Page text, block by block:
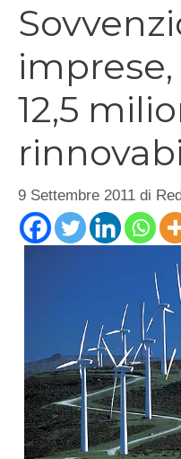
12,5
9 Settembre 2011 di